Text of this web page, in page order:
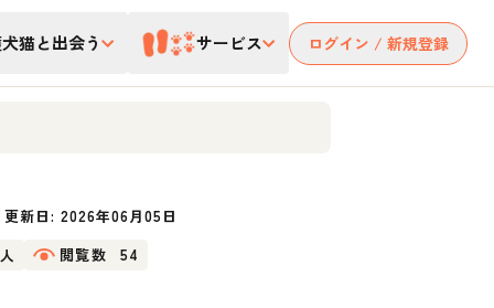
猫と出会う サービス ログイン / 新規登録
更新日: 2026年06月05日
閲覧数 54